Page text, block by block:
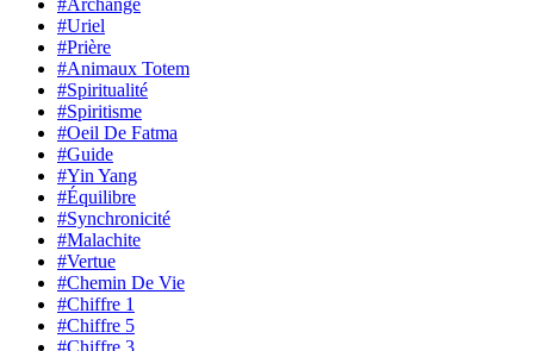
#Archange
#Uriel
#Prière
#Animaux Totem
#Spiritualité
#Spiritisme
#Oeil De Fatma
#Guide
#Yin Yang
#Équilibre
#Synchronicité
#Malachite
#Vertue
#Chemin De Vie
#Chiffre 1
#Chiffre 5